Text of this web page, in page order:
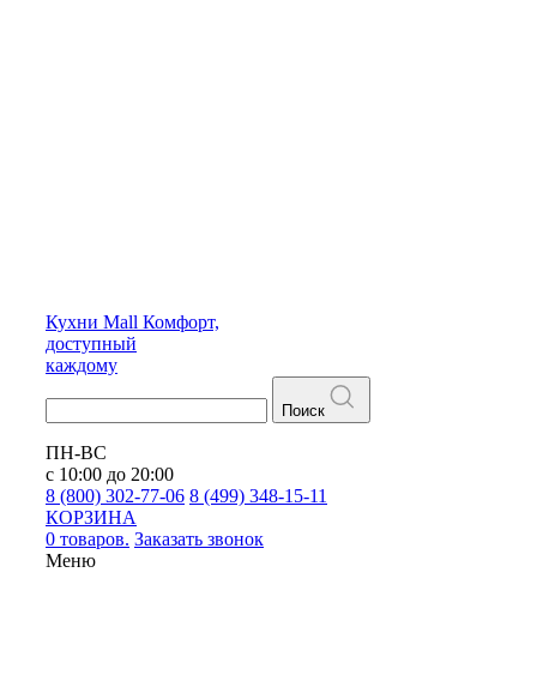
Кухни Mall Комфорт,
доступный
каждому
Поиск
ПН-ВС
с 10:00 до 20:00
8 (800) 302-77-06 8 (499) 348-15-11
КОРЗИНА
0 товаров. Заказать звонок
Меню